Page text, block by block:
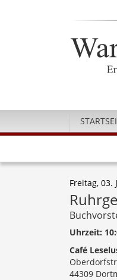
Freitag, 03.
Uhrzeit:
Café
44309